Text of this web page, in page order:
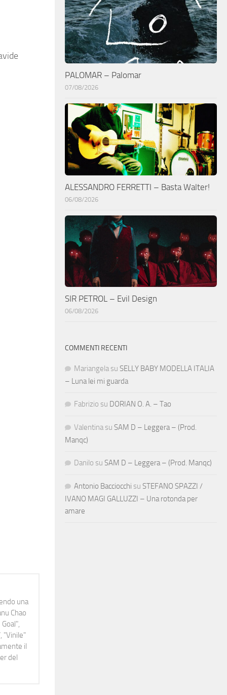
una
Chao
"Vinile"
il
del
PALOMAR – Palomar
07/08/2026
ALESSANDRO FERRETTI – Basta Walter!
06/08/2026
SIR PETROL – Evil Design
06/08/2026
COMMENTI RECENTI
Mariangela su SELLY BABY MODELLA ITALIA
– Luna lei mi guarda
Fabrizio su DORIAN O. A. – Tao
Valentina su SAM D – Leggera – (Prod.
Manqc)
Danilo su SAM D – Leggera – (Prod. Manqc)
Antonio Bacciocchi su STEFANO SPAZZI /
IVANO MAGI GALLUZZI – Una rotonda per
amare